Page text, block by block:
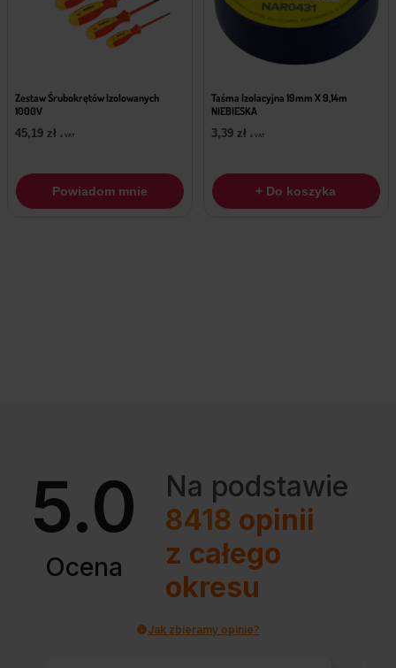
Zestaw Śrubokrętów Izolowanych
1000V
45,19 zł z VAT
Powiadom mnie
Taśma Izolacyjna 19mm X 9,14m
NIEBIESKA
3,39 zł z VAT
+ Do koszyka
5.0
Ocena
Na podstawie
8418 opinii
z całego
okresu
Jak zbieramy opinie?